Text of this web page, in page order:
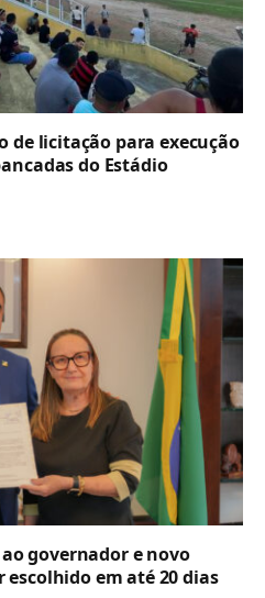
de licitação para execução
do Estádio
governador e novo
escolhido em até 20 dias